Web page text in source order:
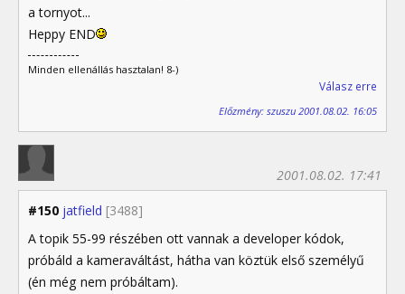
a tornyot...
Heppy END
Minden ellenállás hasztalan! 8-)
Válasz erre
Előzmény: szuszu 2001.08.02. 16:05
#150 jatfield [3488]
2001.08.02. 17:41
A topik 55-99 részében ott vannak a developer kódok,
próbáld a kameraváltást, hátha van köztük első személyű
(én még nem próbáltam).